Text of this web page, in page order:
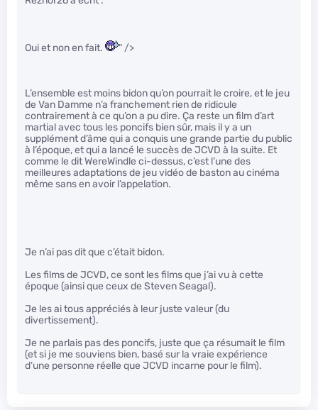
Oui et non en fait. " />
L’ensemble est moins bidon qu’on pourrait le croire, et le jeu
de Van Damme n’a franchement rien de ridicule
contrairement à ce qu’on a pu dire. Ça reste un film d’art
martial avec tous les poncifs bien sûr, mais il y a un
supplément d’âme qui a conquis une grande partie du public
à l’époque, et qui a lancé le succès de JCVD à la suite. Et
comme le dit WereWindle ci-dessus, c’est l’une des
meilleures adaptations de jeu vidéo de baston au cinéma
même sans en avoir l’appelation.
Je n’ai pas dit que c’était bidon.
Les films de JCVD, ce sont les films que j’ai vu à cette
époque (ainsi que ceux de Steven Seagal).
Je les ai tous appréciés à leur juste valeur (du
divertissement).
Je ne parlais pas des poncifs, juste que ça résumait le film
(et si je me souviens bien, basé sur la vraie expérience
d’une personne réelle que JCVD incarne pour le film).